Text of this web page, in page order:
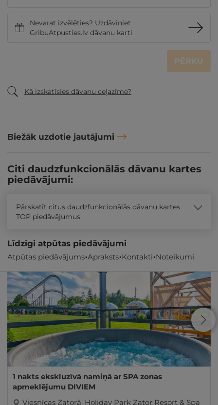
Nevarat izvēlēties? Uzdāviniet
GribuAtpusties.lv dāvanu karti
PĒRKU
Kā izskatīsies dāvanu ceļazīme?
Biežāk uzdotie jautājumi
Atpūtas piedāvājums Apraksts Kontakti Noteikumi
Citi daudzfunkcionālās dāvanu kartes
piedāvājumi:
Pārskatīt citus daudzfunkcionālās dāvanu kartes
TOP piedāvājumus
Līdzīgi atpūtas piedāvājumi
1 nakts ekskluzīvā namiņā ar SPA zonas
apmeklējumu DIVIEM
Viesnīcas Zatorā, Holiday Park Zator Resort & Spa